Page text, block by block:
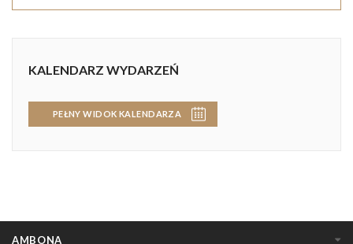
KALENDARZ WYDARZEŃ
PEŁNY WIDOK KALENDARZA
AMBONA